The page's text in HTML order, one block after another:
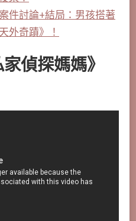
件討論+結局：男孩搭著
外奇蹟》！
偵探媽媽》